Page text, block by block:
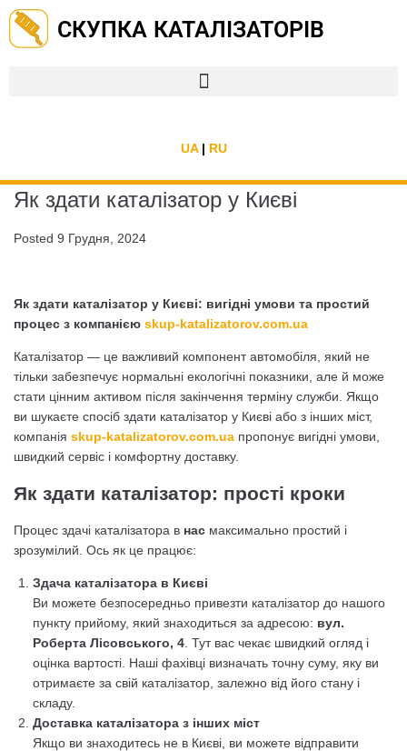
СКУПКА КАТАЛІЗАТОРІВ
UA| RU
Як здати каталізатор у Києві
Posted 9 Грудня, 2024
Як здати каталізатор у Києві: вигідні умови та простий
процес з компанією skup-katalizatorov.com.ua
Каталізатор — це важливий компонент автомобіля, який не
тільки забезпечує нормальні екологічні показники, але й може
стати цінним активом після закінчення терміну служби. Якщо
ви шукаєте спосіб здати каталізатор у Києві або з інших міст,
компанія skup-katalizatorov.com.ua пропонує вигідні умови,
швидкий сервіс і комфортну доставку.
Як здати каталізатор: прості кроки
Процес здачі каталізатора в нас максимально простий і
зрозумілий. Ось як це працює:
Здача каталізатора в Києві
Ви можете безпосередньо привезти каталізатор до нашого
пункту прийому, який знаходиться за адресою: вул.
Роберта Лісовського, 4 . Тут вас чекає швидкий огляд і
оцінка вартості. Наші фахівці визначать точну суму, яку ви
отримаєте за свій каталізатор, залежно від його стану і
складу.
Доставка каталізатора з інших міст
Якщо ви знаходитесь не в Києві, ви можете відправити